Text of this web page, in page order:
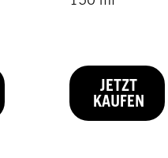
JETZT
KAUFEN